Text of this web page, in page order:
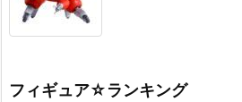
フィギュア☆ランキング